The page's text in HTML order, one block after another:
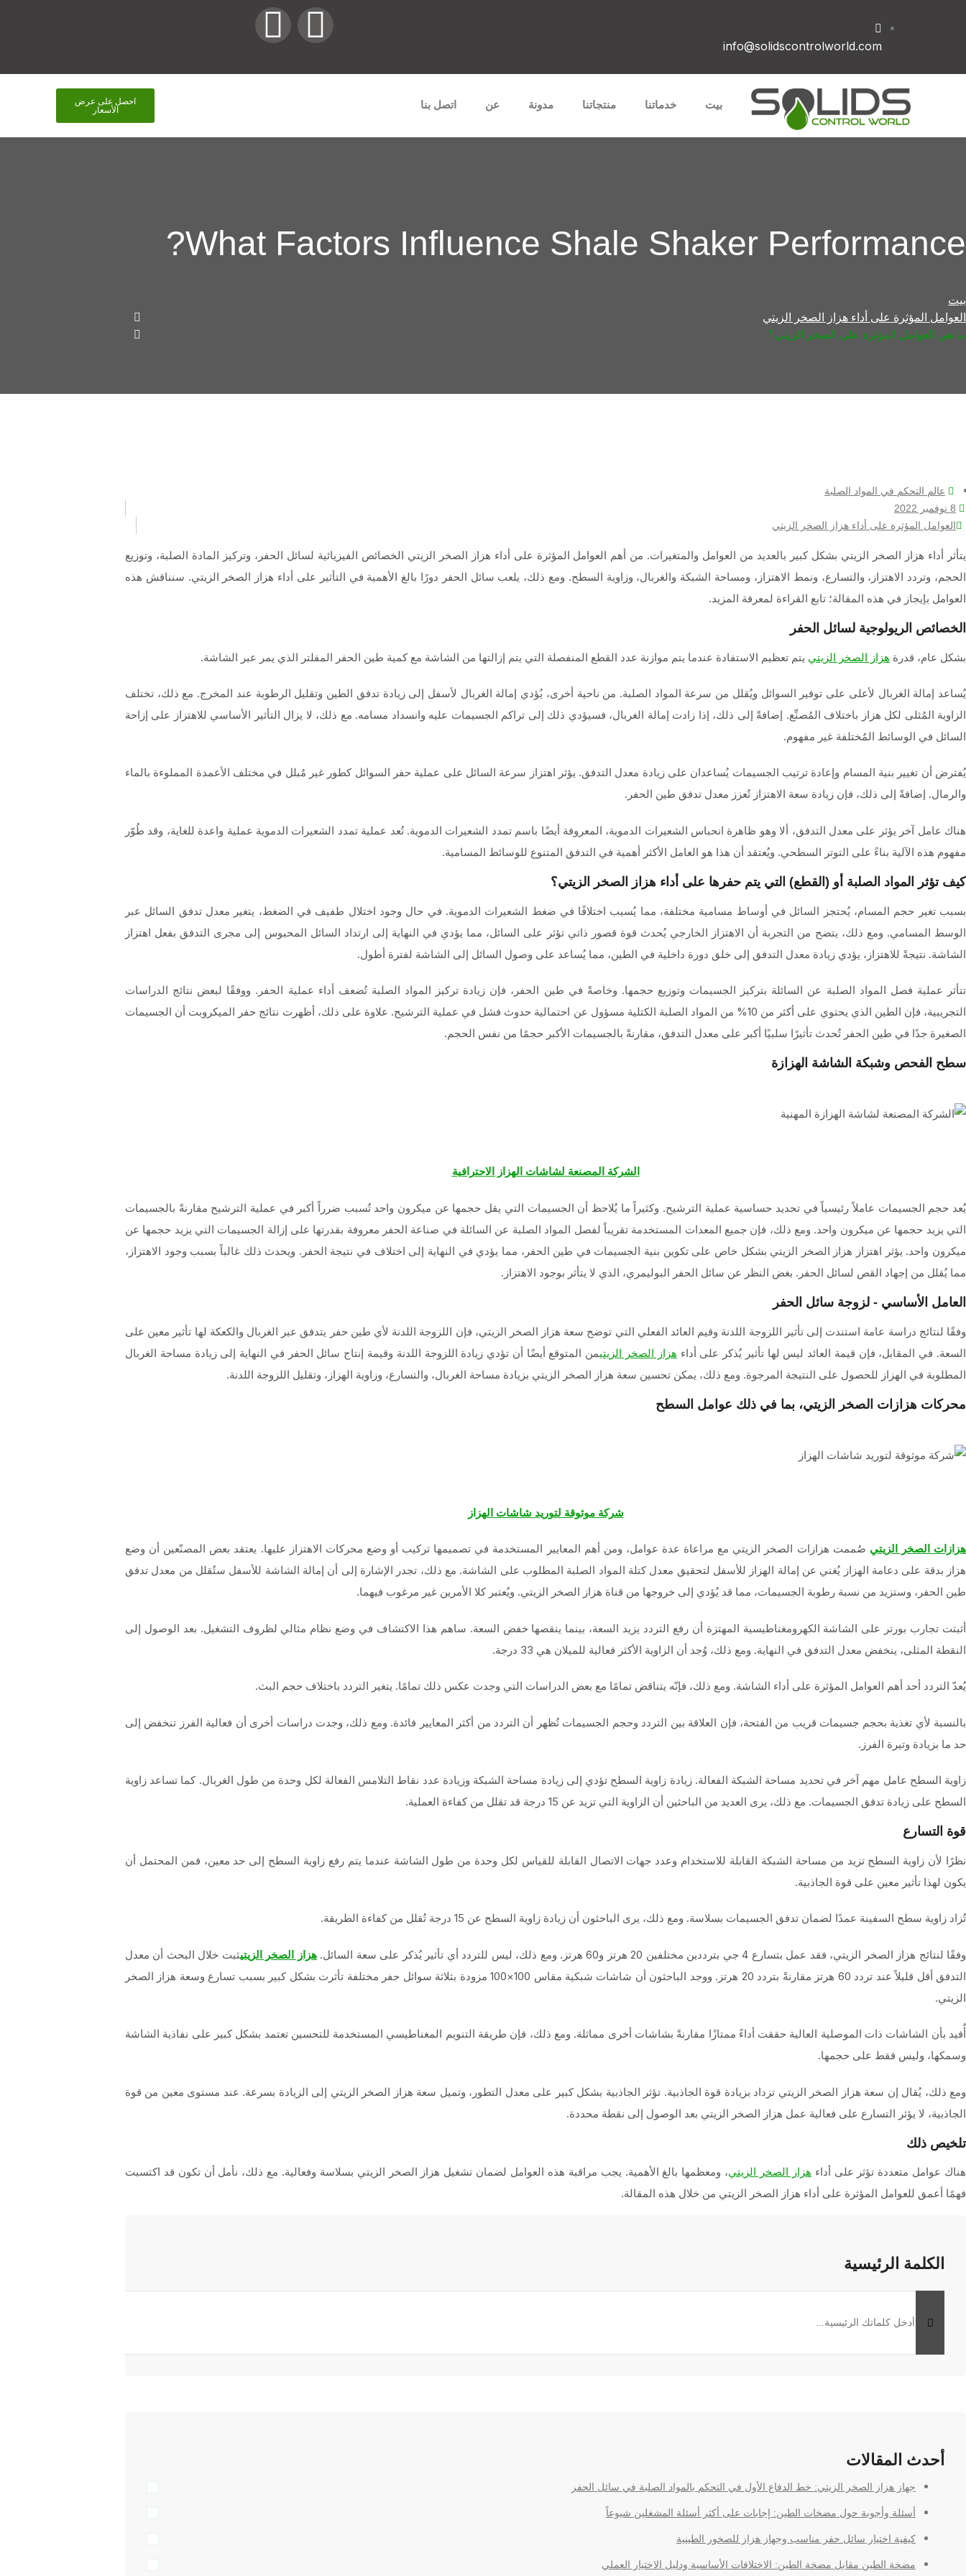
info@solidscontrolworld.com
بيت خدماتنا منتجاتنا مدونة عن اتصل بنا
احصل على عرض
الأسعار
What Factors Influence Shale Shaker Performance?
بيت
العوامل المؤثرة على أداء هزاز الصخر الزيتي
ما هي العوامل المؤثرة على الصخر الزيتي؟
عالم التحكم في المواد الصلبة
8 نوفمبر 2022
العوامل المؤثرة على أداء هزاز الصخر الزيتي
يتأثر أداء هزاز الصخر الزيتي بشكل كبير بالعديد من العوامل والمتغيرات. من أهم العوامل المؤثرة على أداء هزاز الصخر الزيتي الخصائص الفيزيائية لسائل الحفر، وتركيز المادة الصلبة، وتوزيع
الحجم، وتردد الاهتزاز، والتسارع، ونمط الاهتزاز، ومساحة الشبكة والغربال، وزاوية السطح. ومع ذلك، يلعب سائل الحفر دورًا بالغ الأهمية في التأثير على أداء هزاز الصخر الزيتي. سنناقش هذه
العوامل بإيجاز في هذه المقالة؛ تابع القراءة لمعرفة المزيد.
الخصائص الريولوجية لسائل الحفر
بشكل عام، قدرة هزاز الصخر الزيتي يتم تعظيم الاستفادة عندما يتم موازنة عدد القطع المنفصلة التي يتم إزالتها من الشاشة مع كمية طين الحفر المفلتر الذي يمر عبر الشاشة.
يُساعد إمالة الغربال لأعلى على توفير السوائل ويُقلل من سرعة المواد الصلبة. من ناحية أخرى، يُؤدي إمالة الغربال لأسفل إلى زيادة تدفق الطين وتقليل الرطوبة عند المخرج. مع ذلك، تختلف
الزاوية المُثلى لكل هزاز باختلاف المُصنِّع. إضافةً إلى ذلك، إذا زادت إمالة الغربال، فسيؤدي ذلك إلى تراكم الجسيمات عليه وانسداد مسامه. مع ذلك، لا يزال التأثير الأساسي للاهتزاز على إزاحة
السائل في الوسائط المُختلفة غير مفهوم.
يُفترض أن تغيير بنية المسام وإعادة ترتيب الجسيمات يُساعدان على زيادة معدل التدفق. يؤثر اهتزاز سرعة السائل على عملية حفر السوائل كطور غير مُبلل في مختلف الأعمدة المملوءة بالماء
والرمال. إضافةً إلى ذلك، فإن زيادة سعة الاهتزاز تُعزز معدل تدفق طين الحفر.
هناك عامل آخر يؤثر على معدل التدفق، ألا وهو ظاهرة انحباس الشعيرات الدموية، المعروفة أيضًا باسم تمدد الشعيرات الدموية. تُعد عملية تمدد الشعيرات الدموية عملية واعدة للغاية، وقد طُوّر
مفهوم هذه الآلية بناءً على التوتر السطحي. ويُعتقد أن هذا هو العامل الأكثر أهمية في التدفق المتنوع للوسائط المسامية.
كيف تؤثر المواد الصلبة أو (القطع) التي يتم حفرها على أداء هزاز الصخر الزيتي؟
بسبب تغير حجم المسام، يُحتجز السائل في أوساط مسامية مختلفة، مما يُسبب اختلافًا في ضغط الشعيرات الدموية. في حال وجود اختلال طفيف في الضغط، يتغير معدل تدفق السائل عبر
الوسط المسامي. ومع ذلك، يتضح من التجربة أن الاهتزاز الخارجي يُحدث قوة قصور ذاتي تؤثر على السائل، مما يؤدي في النهاية إلى ارتداد السائل المحبوس إلى مجرى التدفق بفعل اهتزاز
الشاشة. نتيجةً للاهتزاز، يؤدي زيادة معدل التدفق إلى خلق دورة داخلية في الطين، مما يُساعد على وصول السائل إلى الشاشة لفترة أطول.
تتأثر عملية فصل المواد الصلبة عن السائلة بتركيز الجسيمات وتوزيع حجمها. وخاصةً في طين الحفر، فإن زيادة تركيز المواد الصلبة تُضعف أداء عملية الحفر. ووفقًا لبعض نتائج الدراسات
التجريبية، فإن الطين الذي يحتوي على أكثر من 10% من المواد الصلبة الكتلية مسؤول عن احتمالية حدوث فشل في عملية الترشيح. علاوة على ذلك، أظهرت نتائج حفر الميكروبت أن الجسيمات
الصغيرة جدًا في طين الحفر تُحدث تأثيرًا سلبيًا أكبر على معدل التدفق، مقارنةً بالجسيمات الأكبر حجمًا من نفس الحجم.
سطح الفحص وشبكة الشاشة الهزازة
الشركة المصنعة لشاشات الهزاز الاحترافية
يُعد حجم الجسيمات عاملاً رئيسياً في تحديد حساسية عملية الترشيح. وكثيراً ما يُلاحظ أن الجسيمات التي يقل حجمها عن ميكرون واحد تُسبب ضرراً أكبر في عملية الترشيح مقارنةً بالجسيمات
التي يزيد حجمها عن ميكرون واحد. ومع ذلك، فإن جميع المعدات المستخدمة تقريباً لفصل المواد الصلبة عن السائلة في صناعة الحفر معروفة بقدرتها على إزالة الجسيمات التي يزيد حجمها عن
ميكرون واحد. يؤثر اهتزاز هزاز الصخر الزيتي بشكل خاص على تكوين بنية الجسيمات في طين الحفر، مما يؤدي في النهاية إلى اختلاف في نتيجة الحفر. ويحدث ذلك غالباً بسبب وجود الاهتزاز،
مما يُقلل من إجهاد القص لسائل الحفر. بغض النظر عن سائل الحفر البوليمري، الذي لا يتأثر بوجود الاهتزاز.
العامل الأساسي - لزوجة سائل الحفر
وفقًا لنتائج دراسة عامة استندت إلى تأثير اللزوجة اللدنة وقيم العائد الفعلي التي توضح سعة هزاز الصخر الزيتي، فإن اللزوجة اللدنة لأي طين حفر يتدفق عبر الغربال والكعكة لها تأثير معين على
السعة. في المقابل، فإن قيمة العائد ليس لها تأثير يُذكر على أداء هزاز الصخر الزيتيمن المتوقع أيضًا أن تؤدي زيادة اللزوجة اللدنة وقيمة إنتاج سائل الحفر في النهاية إلى زيادة مساحة الغربال
المطلوبة في الهزاز للحصول على النتيجة المرجوة. ومع ذلك، يمكن تحسين سعة هزاز الصخر الزيتي بزيادة مساحة الغربال، والتسارع، وزاوية الهزاز، وتقليل اللزوجة اللدنة.
محركات هزازات الصخر الزيتي، بما في ذلك عوامل السطح
شركة موثوقة لتوريد شاشات الهزاز
هزازات الصخر الزيتي صُممت هزازات الصخر الزيتي مع مراعاة عدة عوامل، ومن أهم المعايير المستخدمة في تصميمها تركيب أو وضع محركات الاهتزاز عليها. يعتقد بعض المصنّعين أن وضع
هزاز بدقة على دعامة الهزاز يُغني عن إمالة الهزاز للأسفل لتحقيق معدل كتلة المواد الصلبة المطلوب على الشاشة. مع ذلك، تجدر الإشارة إلى أن إمالة الشاشة للأسفل ستُقلل من معدل تدفق
طين الحفر، وستزيد من نسبة رطوبة الجسيمات، مما قد يُؤدي إلى خروجها من قناة هزاز الصخر الزيتي. ويُعتبر كلا الأمرين غير مرغوب فيهما.
أثبتت تجارب بورتر على الشاشة الكهرومغناطيسية المهتزة أن رفع التردد يزيد السعة، بينما ينقصها خفض السعة. ساهم هذا الاكتشاف في وضع نظام مثالي لظروف التشغيل. بعد الوصول إلى
النقطة المثلى، ينخفض معدل التدفق في النهاية. ومع ذلك، وُجد أن الزاوية الأكثر فعالية للميلان هي 33 درجة.
يُعدّ التردد أحد أهم العوامل المؤثرة على أداء الشاشة. ومع ذلك، فإنّه يتناقض تمامًا مع بعض الدراسات التي وجدت عكس ذلك تمامًا. يتغير التردد باختلاف حجم البث.
بالنسبة لأي تغذية بحجم جسيمات قريب من الفتحة، فإن العلاقة بين التردد وحجم الجسيمات تُظهر أن التردد من أكثر المعايير فائدة. ومع ذلك، وجدت دراسات أخرى أن فعالية الفرز تنخفض إلى
حد ما بزيادة وتيرة الفرز.
زاوية السطح عامل مهم آخر في تحديد مساحة الشبكة الفعالة. زيادة زاوية السطح تؤدي إلى زيادة مساحة الشبكة وزيادة عدد نقاط التلامس الفعالة لكل وحدة من طول الغربال. كما تساعد زاوية
السطح على زيادة تدفق الجسيمات. مع ذلك، يرى العديد من الباحثين أن الزاوية التي تزيد عن 15 درجة قد تقلل من كفاءة العملية.
قوة التسارع
نظرًا لأن زاوية السطح تزيد من مساحة الشبكة القابلة للاستخدام وعدد جهات الاتصال القابلة للقياس لكل وحدة من طول الشاشة عندما يتم رفع زاوية السطح إلى حد معين، فمن المحتمل أن
يكون لهذا تأثير معين على قوة الجاذبية.
تُزاد زاوية سطح السفينة عمدًا لضمان تدفق الجسيمات بسلاسة. ومع ذلك، يرى الباحثون أن زيادة زاوية السطح عن 15 درجة تُقلل من كفاءة الطريقة.
وفقًا لنتائج هزاز الصخر الزيتي، فقد عمل بتسارع 4 جي بترددين مختلفين 20 هرتز و60 هرتز. ومع ذلك، ليس للتردد أي تأثير يُذكر على سعة السائل. هزاز الصخر الزيتيثبت خلال البحث أن معدل
التدفق أقل قليلاً عند تردد 60 هرتز مقارنةً بتردد 20 هرتز. ووجد الباحثون أن شاشات شبكية مقاس 100×100 مزودة بثلاثة سوائل حفر مختلفة تأثرت بشكل كبير بسبب تسارع وسعة هزاز الصخر
الزيتي.
أُفيد بأن الشاشات ذات الموصلية العالية حققت أداءً ممتازًا مقارنةً بشاشات أخرى مماثلة. ومع ذلك، فإن طريقة التنويم المغناطيسي المستخدمة للتحسين تعتمد بشكل كبير على نفاذية الشاشة
وسمكها، وليس فقط على حجمها.
ومع ذلك، يُقال إن سعة هزاز الصخر الزيتي تزداد بزيادة قوة الجاذبية. تؤثر الجاذبية بشكل كبير على معدل التطور، وتميل سعة هزاز الصخر الزيتي إلى الزيادة بسرعة. عند مستوى معين من قوة
الجاذبية، لا يؤثر التسارع على فعالية عمل هزاز الصخر الزيتي بعد الوصول إلى نقطة محددة.
تلخيص ذلك
هناك عوامل متعددة تؤثر على أداء هزاز الصخر الزيتي، ومعظمها بالغ الأهمية. يجب مراقبة هذه العوامل لضمان تشغيل هزاز الصخر الزيتي بسلاسة وفعالية. مع ذلك، نأمل أن تكون قد اكتسبت
فهمًا أعمق للعوامل المؤثرة على أداء هزاز الصخر الزيتي من خلال هذه المقالة.
الكلمة الرئيسية
أحدث المقالات
جهاز هزاز الصخر الزيتي: خط الدفاع الأول في التحكم بالمواد الصلبة في سائل الحفر
أسئلة وأجوبة حول مضخات الطين: إجابات على أكثر أسئلة المشغلين شيوعاً
كيفية اختيار سائل حفر مناسب وجهاز هزاز للصخور الطينية
مضخة الطين مقابل مضخة الطين: الاختلافات الأساسية ودليل الاختيار العملي